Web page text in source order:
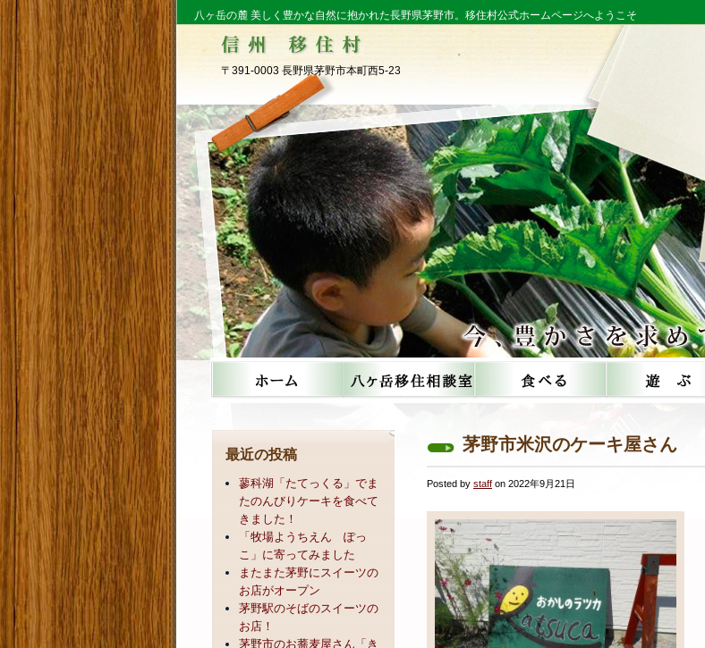
八ヶ岳の麓 美しく豊かな自然に抱かれた長野県茅野市。移住村公式ホームページへようこそ
〒391-0003 長野県茅野市本町西5-23
茅野市米沢のケーキ屋さん
Posted by staff on 2022年9月21日
最近の投稿
蓼科湖「たてっくる」でま
たのんびりケーキを食べて
きました！
「牧場ようちえん ぽっ
こ」に寄ってみました
またまた茅野にスイーツの
お店がオープン
茅野駅のそばのスイーツの
お店！
茅野市のお蕎麦屋さん「き